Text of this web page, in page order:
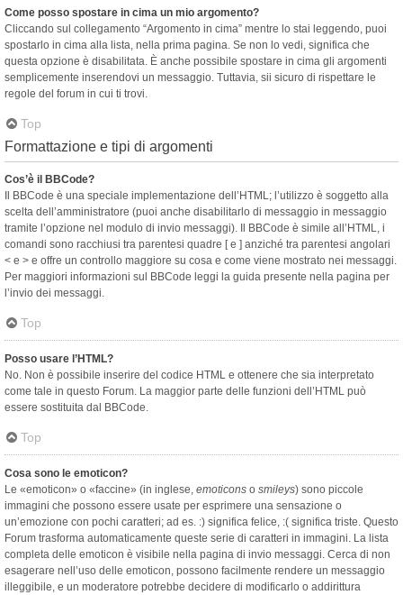
Come posso spostare in cima un mio argomento?
Cliccando sul collegamento “Argomento in cima” mentre lo stai leggendo, puoi
spostarlo in cima alla lista, nella prima pagina. Se non lo vedi, significa che
questa opzione è disabilitata. È anche possibile spostare in cima gli argomenti
semplicemente inserendovi un messaggio. Tuttavia, sii sicuro di rispettare le
regole del forum in cui ti trovi.
Top
Formattazione e tipi di argomenti
Cos’è il BBCode?
Il BBCode è una speciale implementazione dell’HTML; l’utilizzo è soggetto alla
scelta dell’amministratore (puoi anche disabilitarlo di messaggio in messaggio
tramite l’opzione nel modulo di invio messaggi). Il BBCode è simile all’HTML, i
comandi sono racchiusi tra parentesi quadre [ e ] anziché tra parentesi angolari
< e > e offre un controllo maggiore su cosa e come viene mostrato nei messaggi.
Per maggiori informazioni sul BBCode leggi la guida presente nella pagina per
l’invio dei messaggi.
Top
Posso usare l’HTML?
No. Non è possibile inserire del codice HTML e ottenere che sia interpretato
come tale in questo Forum. La maggior parte delle funzioni dell’HTML può
essere sostituita dal BBCode.
Top
Cosa sono le emoticon?
Le «emoticon» o «faccine» (in inglese, emoticons o smileys) sono piccole
immagini che possono essere usate per esprimere una sensazione o
un’emozione con pochi caratteri; ad es. :) significa felice, :( significa triste. Questo
Forum trasforma automaticamente queste serie di caratteri in immagini. La lista
completa delle emoticon è visibile nella pagina di invio messaggi. Cerca di non
esagerare nell’uso delle emoticon, possono facilmente rendere un messaggio
illeggibile, e un moderatore potrebbe decidere di modificarlo o addirittura